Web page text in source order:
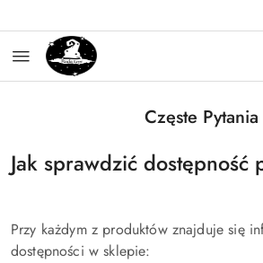
Częste Pytania
Jak sprawdzić dostępność
Przy każdym z produktów znajduje się
dostępności w sklepie: